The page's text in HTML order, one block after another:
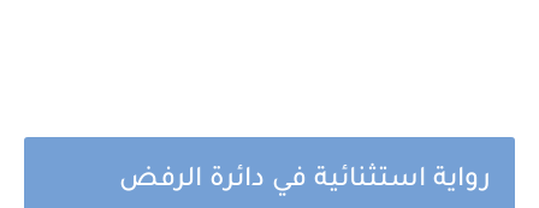
رواية استثنائية في دائرة الرفض